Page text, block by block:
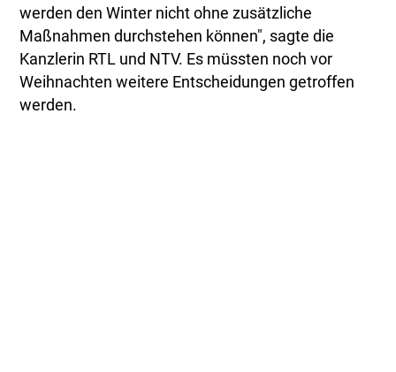
werden den Winter nicht ohne zusätzliche
Maßnahmen durchstehen können", sagte die
Kanzlerin RTL und NTV. Es müssten noch vor
Weihnachten weitere Entscheidungen getroffen
werden.